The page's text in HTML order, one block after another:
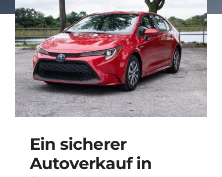
Ein sicherer
Autoverkauf in